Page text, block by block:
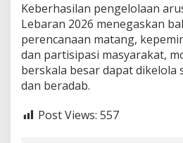
Keberhasilan pengelolaan
Lebaran 2026 menegaskan
perencanaan matang,
dan partisipasi masyarakat,
berskala besar dapat dikelola
dan beradab.
Post Views: 557